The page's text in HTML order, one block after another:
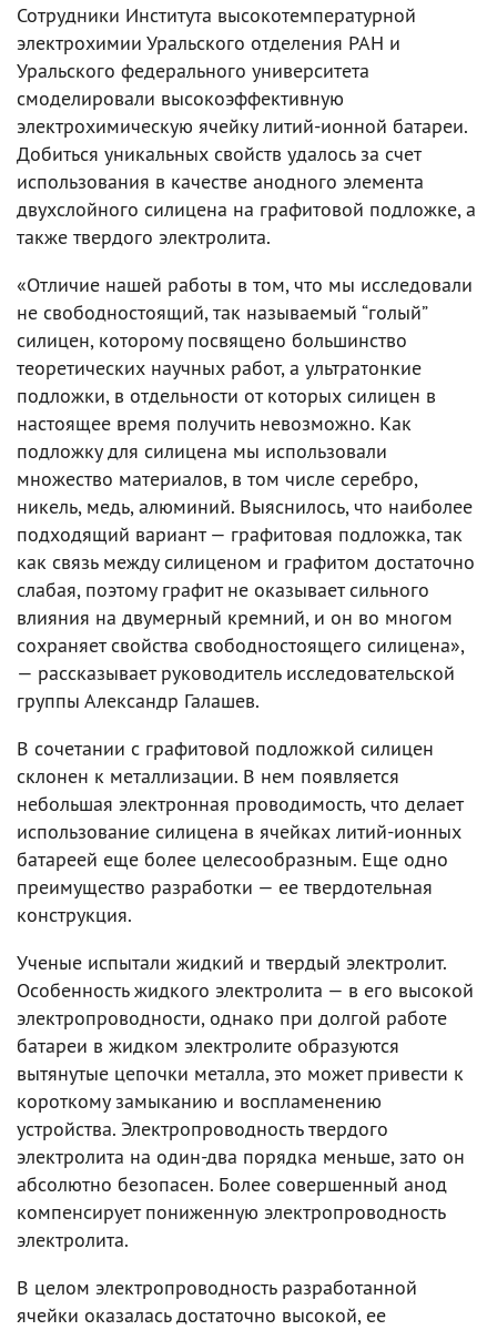
Сотрудники Института высокотемпературной
электрохимии Уральского отделения РАН и
Уральского федерального университета
смоделировали высокоэффективную
электрохимическую ячейку литий-ионной батареи.
Добиться уникальных свойств удалось за счет
использования в качестве анодного элемента
двухслойного силицена на графитовой подложке, а
также твердого электролита.
«Отличие нашей работы в том, что мы исследовали
не свободностоящий, так называемый “голый”
силицен, которому посвящено большинство
теоретических научных работ, а ультратонкие
подложки, в отдельности от которых силицен в
настоящее время получить невозможно. Как
подложку для силицена мы использовали
множество материалов, в том числе серебро,
никель, медь, алюминий. Выяснилось, что наиболее
подходящий вариант — графитовая подложка, так
как связь между силиценом и графитом достаточно
слабая, поэтому графит не оказывает сильного
влияния на двумерный кремний, и он во многом
сохраняет свойства свободностоящего силицена»,
— рассказывает руководитель исследовательской
группы Александр Галашев.
В сочетании с графитовой подложкой силицен
склонен к металлизации. В нем появляется
небольшая электронная проводимость, что делает
использование силицена в ячейках литий-ионных
батареей еще более целесообразным. Еще одно
преимущество разработки — ее твердотельная
конструкция.
Ученые испытали жидкий и твердый электролит.
Особенность жидкого электролита — в его высокой
электропроводности, однако при долгой работе
батареи в жидком электролите образуются
вытянутые цепочки металла, это может привести к
короткому замыканию и воспламенению
устройства. Электропроводность твердого
электролита на один-два порядка меньше, зато он
абсолютно безопасен. Более совершенный анод
компенсирует пониженную электропроводность
электролита.
В целом электропроводность разработанной
ячейки оказалась достаточно высокой, ее